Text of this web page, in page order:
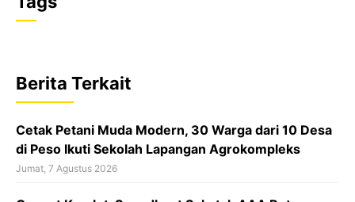
c
b
o
o
k
s
A
p
p
a
d
s
Berita Terkait
Cetak Petani Muda Modern, 30 Warga dari 10 Desa
di Peso Ikuti Sekolah Lapangan Agrokompleks
Jumat, 7 Agustus 2026